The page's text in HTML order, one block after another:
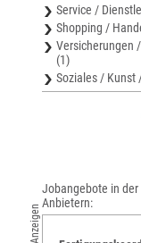
Service /
Shopping /
Versicherungen
(1)
Soziales / Kunst
Anzeigen
Jobangebote in der
Anbietern: